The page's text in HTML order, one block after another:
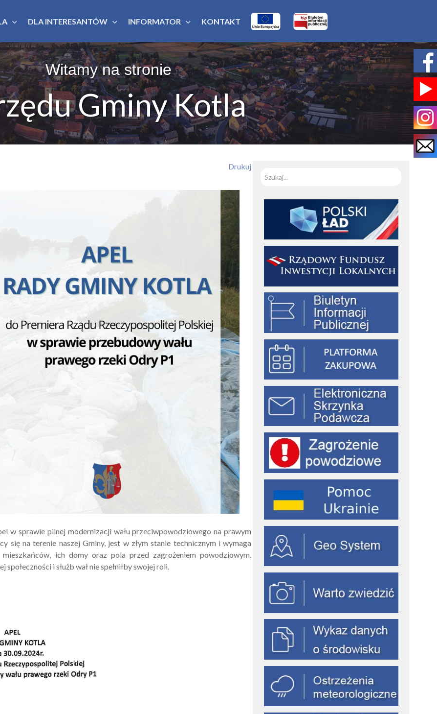
DLA INTERESANTÓW INFORMATOR KONTAKT
Witamy na stronie
Gminy Kotla
Drukuj
w sprawie pilnej modernizacji wału przeciwpowodziowego na prawym
się na terenie naszej Gminy, jest w złym stanie technicznym i wymaga
ich domy oraz pola przed zagrożeniem powodziowym.
i służb wał nie spełniłby swojej roli.